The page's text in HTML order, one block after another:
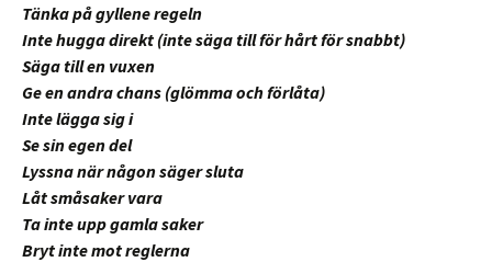
Tänka på gyllene regeln
Inte hugga direkt (inte säga till för hårt för snabbt)
Säga till en vuxen
Ge en andra chans (glömma och förlåta)
Inte lägga sig i
Se sin egen del
Lyssna när någon säger sluta
Låt småsaker vara
Ta inte upp gamla saker
Bryt inte mot reglerna